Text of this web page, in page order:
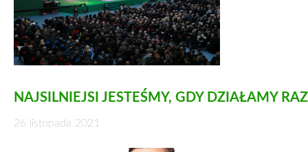
NAJSILNIEJSI JESTEŚMY, GDY DZIAŁAMY
26 listopada 2021